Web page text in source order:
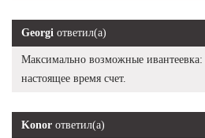
Georgi ответил(а)
Максимально возможные ивантеевка:
настоящее время счет.
Konor ответил(а)